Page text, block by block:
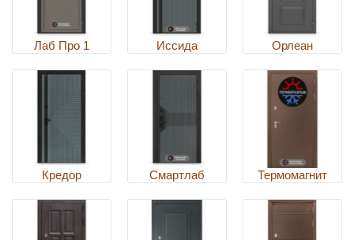
Лаб Про 1 Иссида Орлеан
Кредор Смартлаб Термомагнит